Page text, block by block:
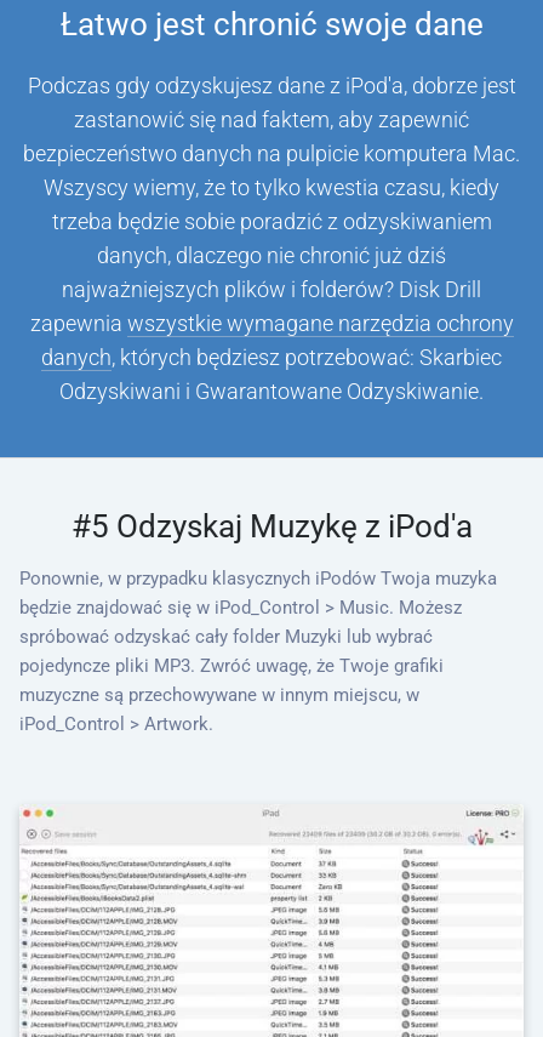
Łatwo jest chronić swoje dane
Podczas gdy odzyskujesz dane z iPod'a, dobrze jest
zastanowić się nad faktem, aby zapewnić
bezpieczeństwo danych na pulpicie komputera Mac.
Wszyscy wiemy, że to tylko kwestia czasu, kiedy
trzeba będzie sobie poradzić z odzyskiwaniem
danych, dlaczego nie chronić już dziś
najważniejszych plików i folderów? Disk Drill
zapewnia wszystkie wymagane narzędzia ochrony
danych, których będziesz potrzebować: Skarbiec
Odzyskiwani i Gwarantowane Odzyskiwanie.
#5 Odzyskaj Muzykę z iPod'a
Ponownie, w przypadku klasycznych iPodów Twoja muzyka
będzie znajdować się w iPod_Control > Music. Możesz
spróbować odzyskać cały folder Muzyki lub wybrać
pojedyncze pliki MP3. Zwróć uwagę, że Twoje grafiki
muzyczne są przechowywane w innym miejscu, w
iPod_Control > Artwork.